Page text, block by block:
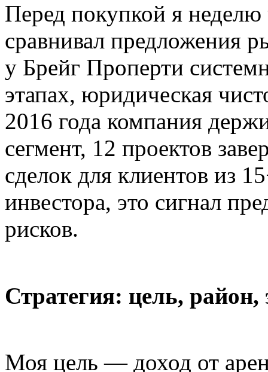
Перед покупкой я
сравнивал предложения
у Брейг Проперти
этапах, юридическая
2016 года компания
сегмент, 12 проектов
сделок для клиентов из
инвестора, это сигнал
рисков.
Стратегия: цель, район,
Моя цель — доход от